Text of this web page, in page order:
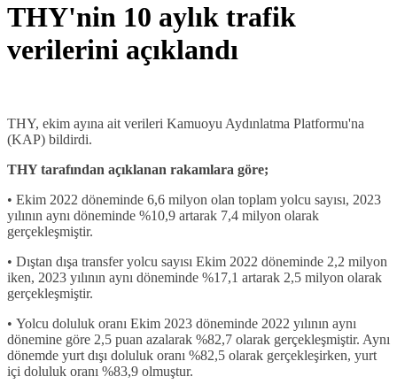
THY'nin 10 aylık trafik
verilerini açıklandı
THY, ekim ayına ait verileri Kamuoyu Aydınlatma Platformu'na
(KAP) bildirdi.
THY tarafından açıklanan rakamlara göre;
• Ekim 2022 döneminde 6,6 milyon olan toplam yolcu sayısı, 2023
yılının aynı döneminde %10,9 artarak 7,4 milyon olarak
gerçekleşmiştir.
• Dıştan dışa transfer yolcu sayısı Ekim 2022 döneminde 2,2 milyon
iken, 2023 yılının aynı döneminde %17,1 artarak 2,5 milyon olarak
gerçekleşmiştir.
• Yolcu doluluk oranı Ekim 2023 döneminde 2022 yılının aynı
dönemine göre 2,5 puan azalarak %82,7 olarak gerçekleşmiştir. Aynı
dönemde yurt dışı doluluk oranı %82,5 olarak gerçekleşirken, yurt
içi doluluk oranı %83,9 olmuştur.